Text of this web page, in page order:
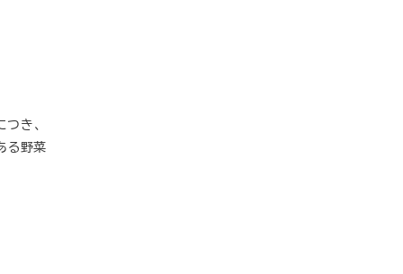
き、
る野菜